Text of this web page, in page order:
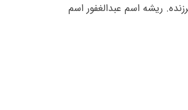
ریشه اسم عبدالغفور اسم